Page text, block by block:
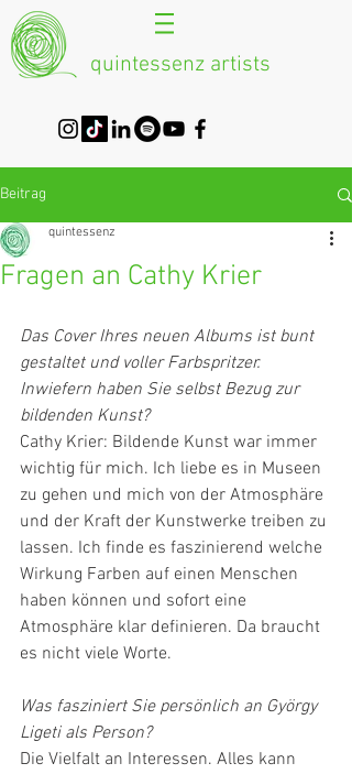
quintessenz artists
Beitrag
Fragen an Cathy Krier
quintessenz
Das Cover Ihres neuen Albums ist bunt
gestaltet und voller Farbspritzer.
Inwiefern haben Sie selbst Bezug zur
bildenden Kunst?
Cathy Krier: Bildende Kunst war immer
wichtig für mich. Ich liebe es in Museen
zu gehen und mich von der Atmosphäre
und der Kraft der Kunstwerke treiben zu
lassen. Ich finde es faszinierend welche
Wirkung Farben auf einen Menschen
haben können und sofort eine
Atmosphäre klar definieren. Da braucht
es nicht viele Worte.
Was fasziniert Sie persönlich an György
Ligeti als Person?
Die Vielfalt an Interessen. Alles kann